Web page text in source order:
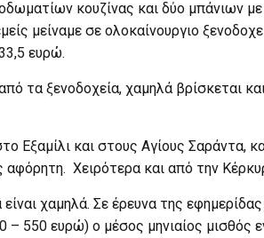
κουζίνας και δύο μπάνιων
μείναμε σε ολοκαίνουργιο
ευρώ.
τα ξενοδοχεία, χαμηλά βρίσκεται
Εξαμίλι και στους Αγίους Σαράντα,
Χειρότερα και από την
χαμηλά. Σε έρευνα της
– 550 ευρώ) ο μέσος μηνιαίος μισθός